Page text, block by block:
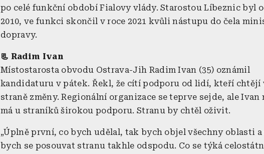
po celé funkční období Fialovy vlády. Starostou Líbeznic byl
2010, ve funkci skončil v roce 2021 kvůli nástupu do čela
dopravy.
📃 Radim Ivan
Místostarosta obvodu Ostrava-Jih Radim Ivan (35) oznámil
kandidaturu v pátek. Řekl, že cítí podporu od lidí, kteří chtějí
straně změny. Regionální organizace se teprve sejde, ale Ivan
má u straníků širokou podporu. Stranu by chtěl oživit.
„Úplně první, co bych udělal, tak bych objel všechny oblasti a
bych se posouvat stranu takhle odspodu. Co se týká